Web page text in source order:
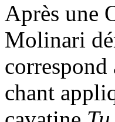
Après une
Molinari
chant